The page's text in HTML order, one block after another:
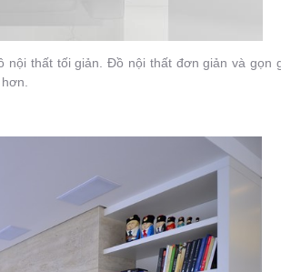
thất tối giản. Đồ nội thất đơn giản và gọn